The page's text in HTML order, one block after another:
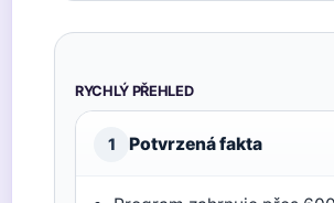
RYCHLÝ PŘEHLED
1 Potvrzená fakta